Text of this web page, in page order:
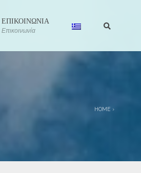
ΕΠΙΚΟΙΝΩΝΙΑ
Επικοινωνία
HOME ›